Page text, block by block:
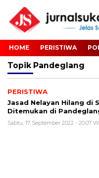
HOME PERISTIWA
Topik Pandeglang
PERISTIWA
Jasad Nelayan Hilang di
Ditemukan di
Sabtu, 17 September 2022 - 20:07